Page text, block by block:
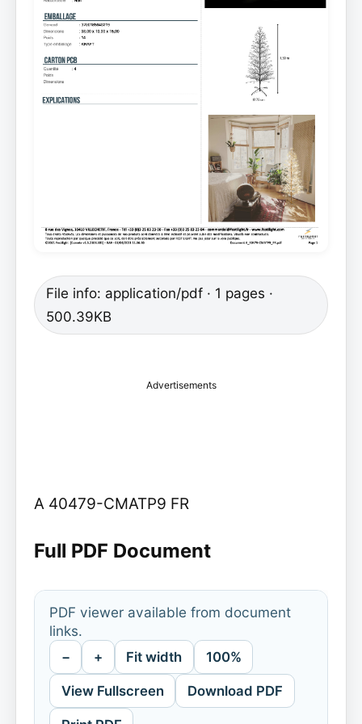
File info: application/pdf · 1 pages ·
500.39KB
Advertisements
A 40479-CMATP9 FR
Full PDF Document
PDF viewer available from document
links.
− + Fit width 100%
View Fullscreen Download PDF